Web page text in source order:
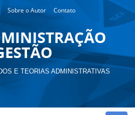
Sobre o Autor Contato
E TEORIAS ADMINISTRATIVAS